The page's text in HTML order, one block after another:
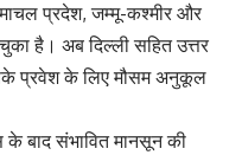
प्रदेश, जम्मू-कश्मीर और
है। अब दिल्ली सहित उत्तर
प्रवेश के लिए मौसम अनुकूल
के बाद संभावित मानसून की